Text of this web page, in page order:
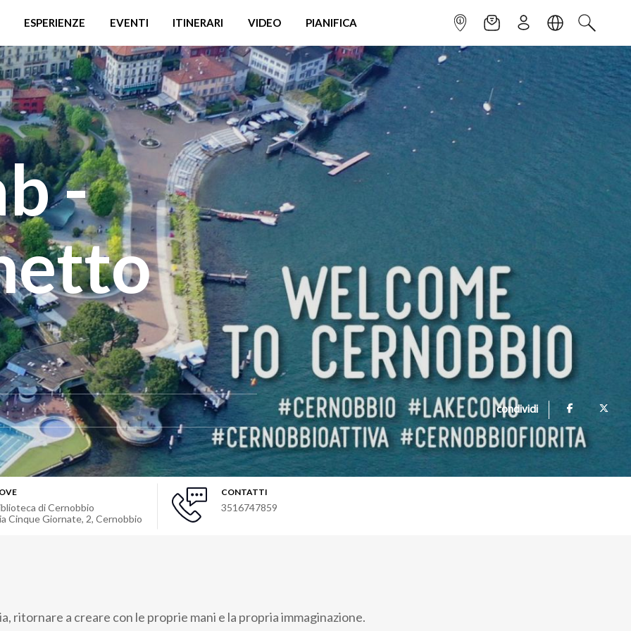
ESPERIENZE EVENTI ITINERARI VIDEO PIANIFICA INFOPOINTNEWSLETTER
ISCRIVITILINGUACERCA
-
condividi
di Cernobbio
Cinque Giornate, 2, Cernobbio
CONTATTI
3516747859
ritornare a creare con le proprie mani e la propria immaginazione.